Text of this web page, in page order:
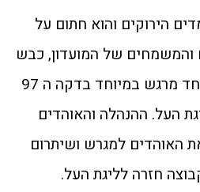
הירוקים והוא חתום על
של המועדון, כבש
60 שערים, בהם שער אחד מרגש במיוחד בדקה ה 97
העל. ההנהלה והאוהדים
האוהדים למגרש ושיתרום
חזרה לליגת העל.